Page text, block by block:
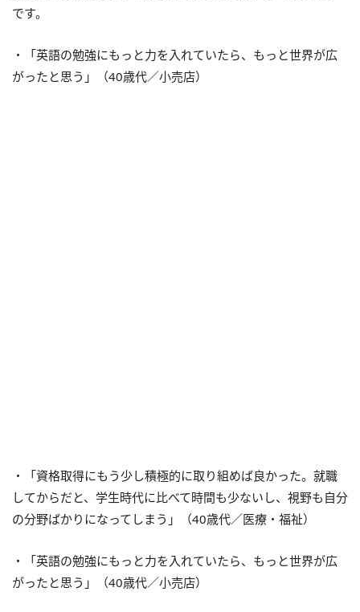
です。
・「英語の勉強にもっと力を入れていたら、もっと世界が広
がったと思う」（40歳代／小売店）
・「資格取得にもう少し積極的に取り組めば良かった。就職
してからだと、学生時代に比べて時間も少ないし、視野も自分
の分野ばかりになってしまう」（40歳代／医療・福祉）
・「英語の勉強にもっと力を入れていたら、もっと世界が広
がったと思う」（40歳代／小売店）